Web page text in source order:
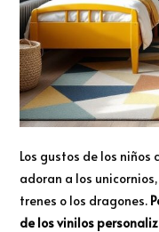
Los gustos de los
adoran a los
trenes o los dragones.
de los vinilos